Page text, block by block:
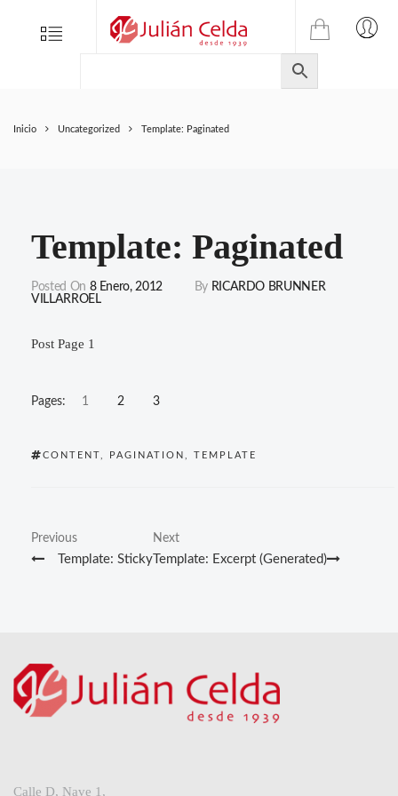
Menu
TIENDA
ONLINE
DE
JULIAN
Inicio Uncategorized Template: Paginated
Posted On 8 Enero, 2012 By RICARDO BRUNNER
VILLARROEL
Template: Paginated
Post Page 1
Pages: 1 2 3
TAGS
CONTENT PAGINATION TEMPLATE
Navegación
Previous
Previous
Template: Sticky
Next
Post
Next
Template: Excerpt (Generated)
Calle D, Nave 1,
Folletos